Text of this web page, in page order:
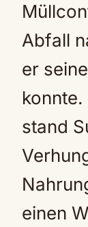
Abfall
er
stand
einen